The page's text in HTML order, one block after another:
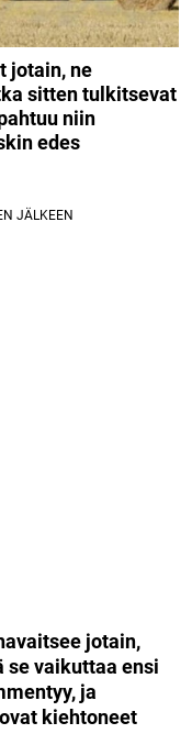
jotain, ne
sitten tulkitsevat
niin
edes
jotain,
se vaikuttaa ensi
ja
kiehtoneet